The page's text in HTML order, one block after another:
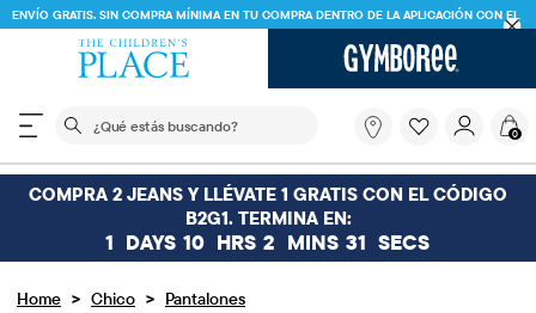
ENVÍO GRATIS. SIN COMPRA MÍNIMA EN TU COMPRA DENTRO DE LA APLICACIÓN CON EL
CÓDIGO
El siguiente campo de búsqueda filtra las
buscando?
0
COMPRA 2 JEANS Y LLÉVATE 1 GRATIS CON EL CÓDIGO
B2G1. TERMINA EN:
1 DAYS 10 HRS 2 MINS 31 SECS
Home > Chico > Pantalones